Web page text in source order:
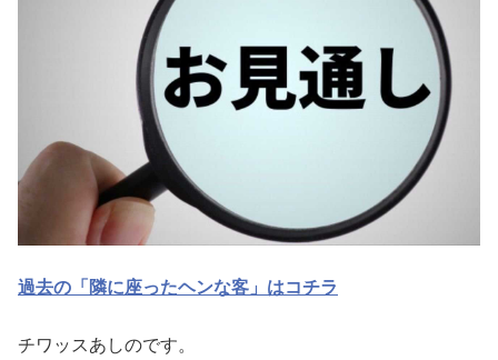
過去の「隣に座ったヘンな客」はコチラ
チワッスあしのです。